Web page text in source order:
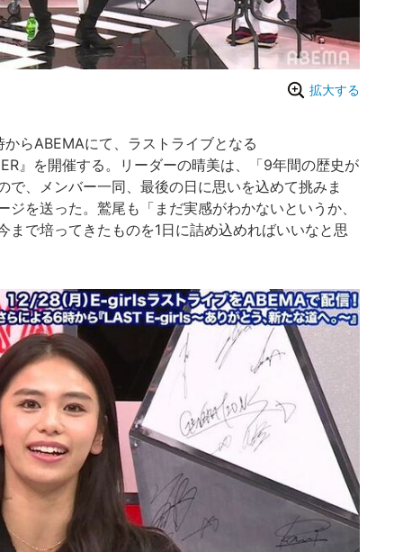
拡大する
ABEMAにて、ラストライブとなる
』を開催する。リーダーの晴美は、「9年間の歴史が
で、メンバー一同、最後の日に思いを込めて挑みま
を送った。鷲尾も「まだ実感がわかないというか、
まで培ってきたものを1日に詰め込めればいいなと思